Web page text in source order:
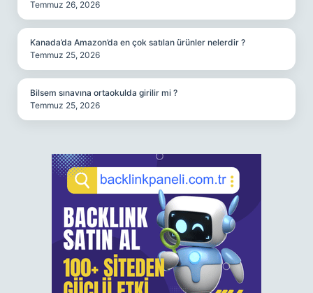
Temmuz 26, 2026
Kanada’da Amazon’da en çok satılan ürünler nelerdir ?
Temmuz 25, 2026
Bilsem sınavına ortaokulda girilir mi ?
Temmuz 25, 2026